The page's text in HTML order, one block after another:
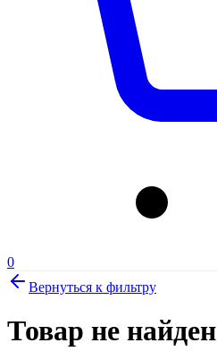
0
Вернуться к фильтру
Товар не найден